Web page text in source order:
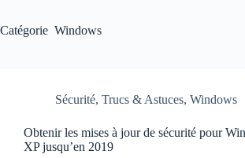
Catégorie Windows
Sécurité, Trucs & Astuces, Windows
Obtenir les mises à jour de sécurité pour
XP jusqu’en 2019